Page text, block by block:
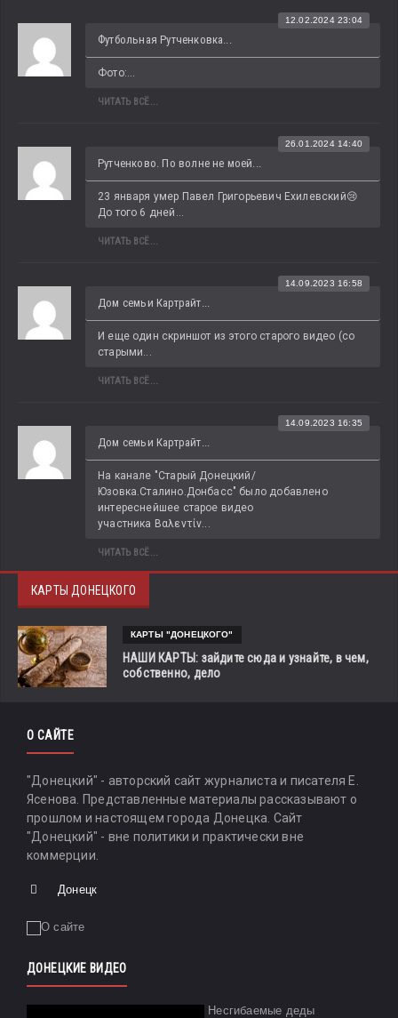
Футбольная Рутченковка...
12.02.2024 23:04
Фото:...
ЧИТАТЬ ВСЁ...
Рутченково. По волне не моей...
26.01.2024 14:40
23 января умер Павел Григорьевич Ехилевский😢
До того 6 дней...
ЧИТАТЬ ВСЁ...
Дом семьи Картрайт...
14.09.2023 16:58
И еще один скриншот из этого старого видео (со
старыми...
ЧИТАТЬ ВСЁ...
Дом семьи Картрайт...
14.09.2023 16:35
На канале "Старый Донецкий/
Юзовка.Сталино.Донбасс" было добавлено
интереснейшее старое видео
участника Βαλεντίν...
ЧИТАТЬ ВСЁ...
КАРТЫ ДОНЕЦКОГО
КАРТЫ "ДОНЕЦКОГО"
НАШИ КАРТЫ: зайдите сюда и узнайте, в чем,
собственно, дело
О САЙТЕ
"Донецкий" - авторский сайт журналиста и писателя Е.
Ясенова. Представленные материалы рассказывают о
прошлом и настоящем города Донецка. Сайт
"Донецкий" - вне политики и практически вне
коммерции.
Донецк
ДОНЕЦКИЕ ВИДЕО
Несгибаемые деды